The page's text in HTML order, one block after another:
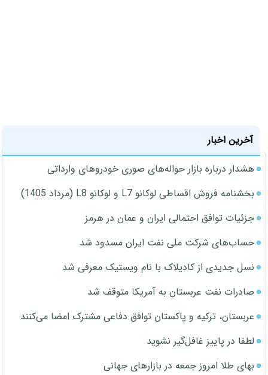
آخرین اخبار
هشدار درباره بازار حواله‌های صوری خودروهای وارداتی
بخشنامه فروش اقساطی لوکانو L7 و لوکانو L8 (مرداد 1405)
جزئیات توافق احتمالی ایران و عمان در هرمز
حساب‌های شرکت ملی نفت ایران مسدود شد
نسل جدیدی از کادیلاک با نام ویستیک معرفی شد
صادرات نفت عربستان به آمریکا متوقف شد
عربستان، ترکیه و پاکستان توافق دفاعی مشترک امضا می‌کنند
لطفا در پاییز غافل‌گیر نشوید
بهای طلا امروز جمعه در بازارهای جهانی